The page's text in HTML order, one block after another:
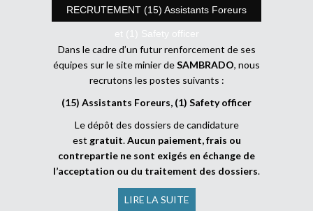
RECRUTEMENT (15) Assistants Foreurs
et (1) Safety officer
Dans le cadre d’un futur renforcement de ses
équipes sur le site minier deSAMBRADO, nous
recrutons les postes suivants :
(15) Assistants Foreurs, (1) Safety officer
Le dépôt des dossiers de candidature
est gratuit.Aucun paiement, frais ou
contrepartie ne sont exigés en échange de
l’acceptation ou du traitement des dossiers.
LIRE LA SUITE